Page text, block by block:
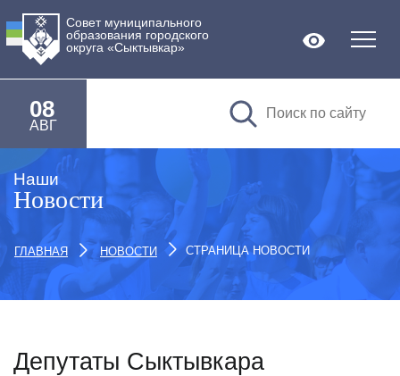
Совет муниципального
образования городского
округа «Сыктывкар»
08
АВГ
Версия
Наши
Новости
ГЛАВНАЯ НОВОСТИ СТРАНИЦА НОВОСТИ
Депутаты Сыктывкара